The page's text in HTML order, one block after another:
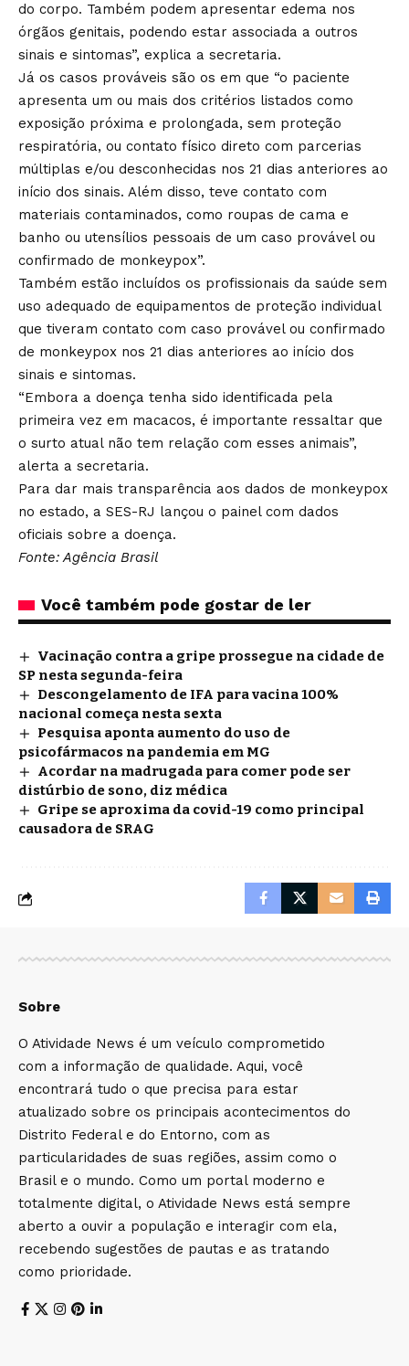
do corpo. Também podem apresentar edema nos
órgãos genitais, podendo estar associada a outros
sinais e sintomas”, explica a secretaria.
Já os casos prováveis são os em que “o paciente
apresenta um ou mais dos critérios listados como
exposição próxima e prolongada, sem proteção
respiratória, ou contato físico direto com parcerias
múltiplas e/ou desconhecidas nos 21 dias anteriores ao
início dos sinais. Além disso, teve contato com
materiais contaminados, como roupas de cama e
banho ou utensílios pessoais de um caso provável ou
confirmado de monkeypox”.
Também estão incluídos os profissionais da saúde sem
uso adequado de equipamentos de proteção individual
que tiveram contato com caso provável ou confirmado
de monkeypox nos 21 dias anteriores ao início dos
sinais e sintomas.
“Embora a doença tenha sido identificada pela
primeira vez em macacos, é importante ressaltar que
o surto atual não tem relação com esses animais”,
alerta a secretaria.
Para dar mais transparência aos dados de monkeypox
no estado, a SES-RJ lançou o painel com dados
oficiais sobre a doença.
Fonte: Agência Brasil
Você também pode gostar de ler
Vacinação contra a gripe prossegue na cidade de
SP nesta segunda-feira
Descongelamento de IFA para vacina 100%
nacional começa nesta sexta
Pesquisa aponta aumento do uso de
psicofármacos na pandemia em MG
Acordar na madrugada para comer pode ser
distúrbio de sono, diz médica
Gripe se aproxima da covid-19 como principal
causadora de SRAG
Sobre
O Atividade News é um veículo comprometido
com a informação de qualidade. Aqui, você
encontrará tudo o que precisa para estar
atualizado sobre os principais acontecimentos do
Distrito Federal e do Entorno, com as
particularidades de suas regiões, assim como o
Brasil e o mundo. Como um portal moderno e
totalmente digital, o Atividade News está sempre
aberto a ouvir a população e interagir com ela,
recebendo sugestões de pautas e as tratando
como prioridade.